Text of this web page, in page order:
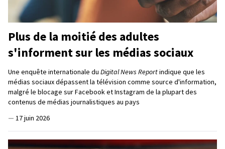
Plus de la moitié des adultes
s'informent sur les médias sociaux
Une enquête internationale du Digital News Reportindique que les
médias sociaux dépassent la télévision comme source d'information,
malgré le blocage sur Facebook et Instagram de la plupart des
contenus de médias journalistiques au pays
— 17 juin 2026